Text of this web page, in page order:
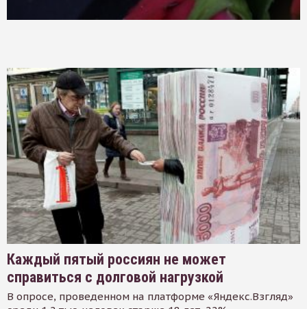
Каждый пятый россиян не может
справиться с долговой нагрузкой
В опросе, проведенном на платформе «Яндекс.Взгляд»